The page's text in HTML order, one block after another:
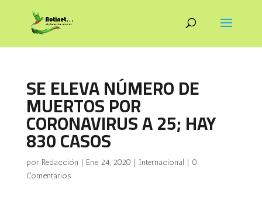
SE ELEVA NÚMERO DE
MUERTOS POR
CORONAVIRUS A 25; HAY
830 CASOS
por Redacción | Ene 24, 2020 | Internacional | 0
Comentarios